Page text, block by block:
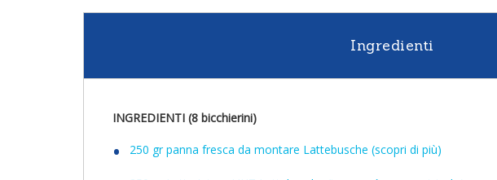
Ingredienti
INGREDIENTI (8 bicchierini)
250 gr panna fresca da montare Lattebusche (scopri di più)